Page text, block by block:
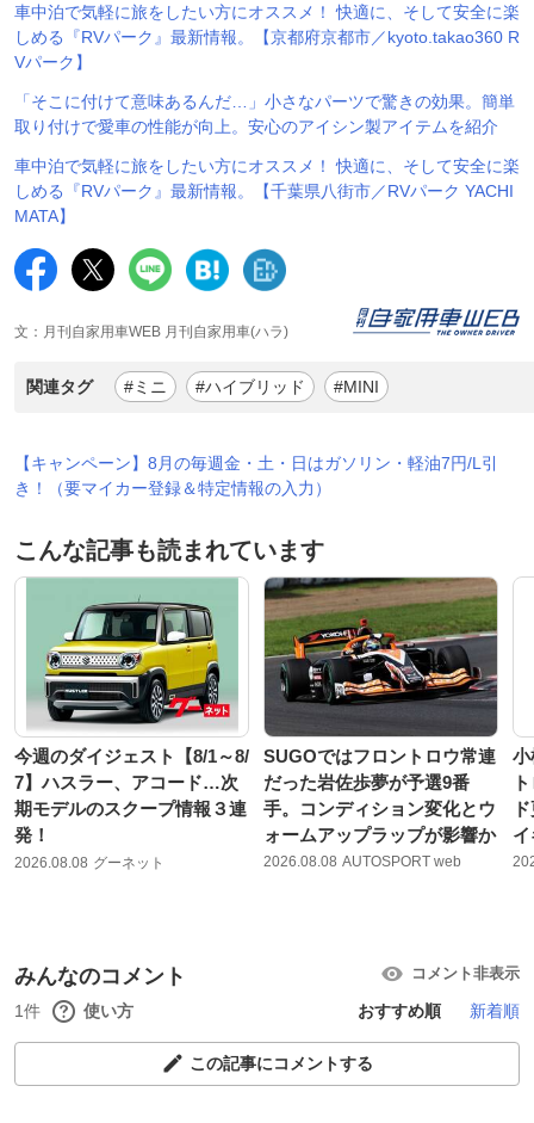
車中泊で気軽に旅をしたい方にオススメ！ 快適に、そして安全に楽
しめる『RVパーク』最新情報。【京都府京都市／kyoto.takao360 R
Vパーク】
「そこに付けて意味あるんだ…」小さなパーツで驚きの効果。簡単
取り付けで愛車の性能が向上。安心のアイシン製アイテムを紹介
車中泊で気軽に旅をしたい方にオススメ！ 快適に、そして安全に楽
しめる『RVパーク』最新情報。【千葉県八街市／RVパーク YACHI
MATA】
文：月刊自家用車WEB 月刊自家用車(ハラ)
関連タグ #ミニ #ハイブリッド #MINI
【キャンペーン】8月の毎週金・土・日はガソリン・軽油7円/L引
き！（要マイカー登録＆特定情報の入力）
こんな記事も読まれています
今週のダイジェスト【8/1～8/
7】ハスラー、アコード…次
期モデルのスクープ情報３連
発！
2026.08.08 グーネット
SUGOではフロントロウ常連
だった岩佐歩夢が予選9番
手。コンディション変化とウ
ォームアップラップが影響か
2026.08.08 AUTOSPORT web
小
みんなのコメント コメント非表示
1件 使い方 おすすめ順 新着順
この記事にコメントする